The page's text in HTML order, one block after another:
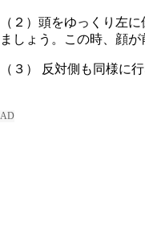
（２）頭をゆっくり左
ましょう。この時、顔が
（３） 反対側も同様に